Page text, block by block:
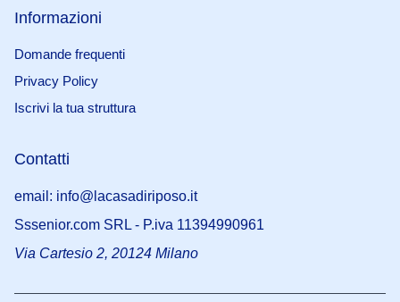
Informazioni
Domande frequenti
Privacy Policy
Iscrivi la tua struttura
Contatti
email: info@lacasadiriposo.it
Sssenior.com SRL - P.iva 11394990961
Via Cartesio 2, 20124 Milano